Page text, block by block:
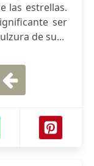
las estrellas.
ser
de su...